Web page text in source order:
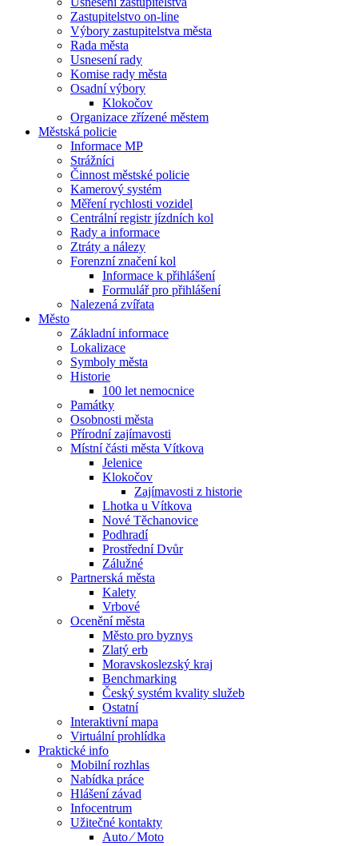
Zastupitelstvo on-line
Výbory zastupitelstva města
Rada města
Usnesení rady
Komise rady města
Osadní výbory
Klokočov
Organizace zřízené městem
Městská policie
Informace MP
Strážníci
Činnost městské policie
Kamerový systém
Měření rychlosti vozidel
Centrální registr jízdních kol
Rady a informace
Ztráty a nálezy
Forenzní značení kol
Informace k přihlášení
Formulář pro přihlášení
Nalezená zvířata
Město
Základní informace
Lokalizace
Symboly města
Historie
100 let nemocnice
Památky
Osobnosti města
Přírodní zajímavosti
Místní části města Vítkova
Jelenice
Klokočov
Zajímavosti z historie
Lhotka u Vítkova
Nové Těchanovice
Podhradí
Prostřední Dvůr
Zálužné
Partnerská města
Kalety
Vrbové
Ocenění města
Město pro byznys
Zlatý erb
Moravskoslezský kraj
Benchmarking
Český systém kvality služeb
Ostatní
Interaktivní mapa
Virtuální prohlídka
Praktické info
Mobilní rozhlas
Nabídka práce
Hlášení závad
Infocentrum
Užitečné kontakty
Auto ⁄ Moto